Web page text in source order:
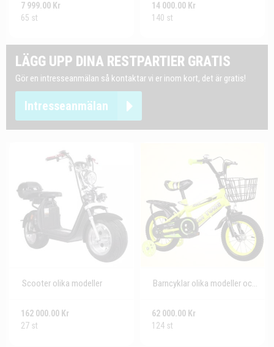
7 999.00 Kr
65 st
14 000.00 Kr
140 st
LÄGG UPP DINA RESTPARTIER GRATIS
Gör en intresseanmälan så kontaktar vi er inom kort, det är gratis!
Intresseanmälan
Scooter olika modeller
162 000.00 Kr
27 st
Barncyklar olika modeller och storleker
62 000.00 Kr
124 st